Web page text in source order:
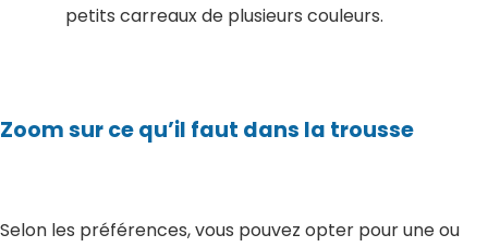
petits carreaux de plusieurs couleurs.
Zoom sur ce qu’il faut dans la trousse
Selon les préférences, vous pouvez opter pour une ou